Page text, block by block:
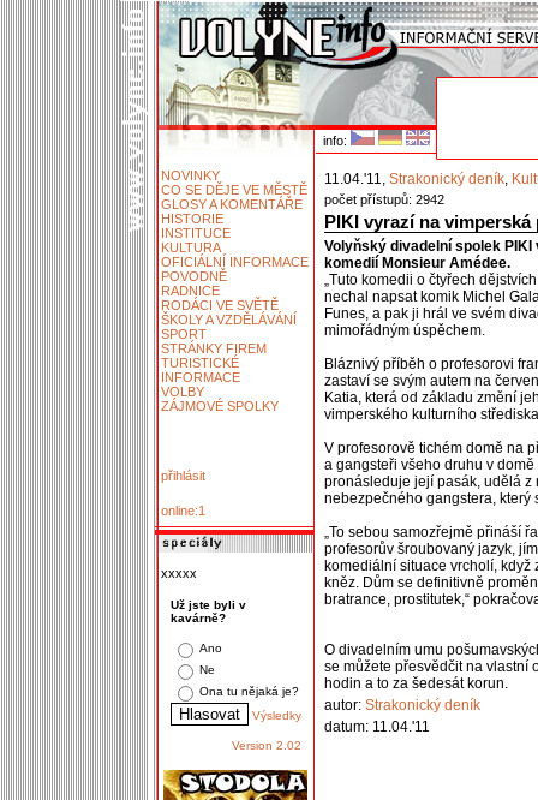
info:
NOVINKY
CO SE DĚJE VE MĚSTĚ
GLOSY A KOMENTÁŘE
HISTORIE
INSTITUCE
KULTURA
OFICIÁLNÍ INFORMACE
POVODNĚ
RADNICE
RODÁCI VE SVĚTĚ
ŠKOLY A VZDĚLÁVÁNÍ
SPORT
STRÁNKY FIREM
TURISTICKÉ
INFORMACE
VOLBY
ZÁJMOVÉ SPOLKY
přihlásit
online:1
xxxxx
Už jste byli v
kavárně?
Ano
Ne
Ona tu nějaká je?
Výsledky
Version 2.02
11.04.'11, Strakonický deník,
počet přístupů: 2942
PIKI vyrazí na vimperská
Volyňský divadelní spolek
komedií Monsieur Amédee.
„Tuto komedii o čtyřech
nechal napsat komik Michel
Funes, a pak ji hrál ve svém
mimořádným úspěchem.
Bláznivý příběh o profesorovi
zastaví se svým autem na
Katia, která od základu změní
vimperského kulturního
V profesorově tichém domě na
a gangsteři všeho druhu v
pronásleduje její pasák, udělá
nebezpečného gangstera, který
„To sebou samozřejmě přináší
profesorův šroubovaný jazyk,
komediální situace vrcholí,
kněz. Dům se definitivně
bratrance, prostitutek,“
O divadelním umu
se můžete přesvědčit na vlastní
hodin a to za šedesát korun.
autor: Strakonický deník
datum: 11.04.'11